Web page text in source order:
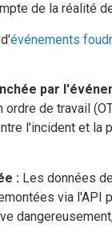
de la réalité
événements
par
ordre de travail
l'incident et la
: Les données
via l'API